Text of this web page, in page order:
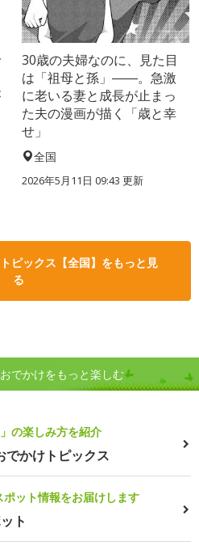
30歳の夫婦なのに、見た目
は「祖母と孫」――。急激
に老いる妻と成長が止まっ
た夫の漫画が描く「歳と幸
せ」
全国
2026年5月11日 09:43 更新
ピックス【全国】をもっと見
る
でかけをもっと楽しむ
の楽しみ方を紹介
でかけトピックス
ット情報をお届けします
ト